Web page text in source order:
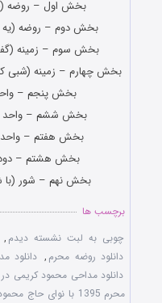
بخش اول – روضه
بخش دوم – روضه (یه
بخش سوم – زمینه
بخش چهارم – زمینه (شبی
بخش پنجم –
بخش ششم – واحد
بخش هفتم – واحد
بخش هشتم –
بخش نهم – شور (با
برچسب ها
چوبی به لبت نشسته دیدم ,
دانلود روضه محرم , دانلود
دانلود مداحی محمود کریمی
محرم 1395 با نوای حاج محمود کریمی